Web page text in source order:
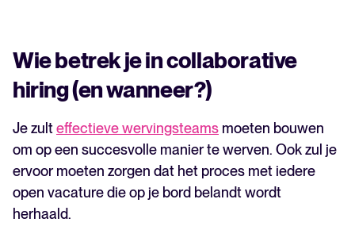
Wie betrek je in collaborative
hiring (en wanneer?)
Je zulteffectieve wervingsteams moeten bouwen
om op een succesvolle manier te werven. Ook zul je
ervoor moeten zorgen dat het proces met iedere
open vacature die op je bord belandt wordt
herhaald.